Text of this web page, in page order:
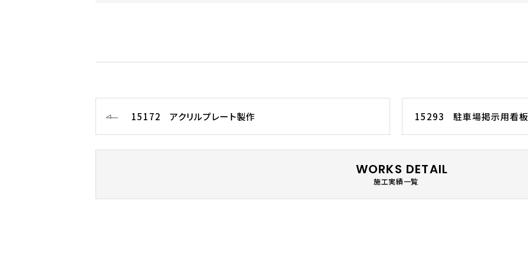
15172 アクリルプレート製作 15293 駐車場掲示用看
WORKS DETAIL
施工実績一覧